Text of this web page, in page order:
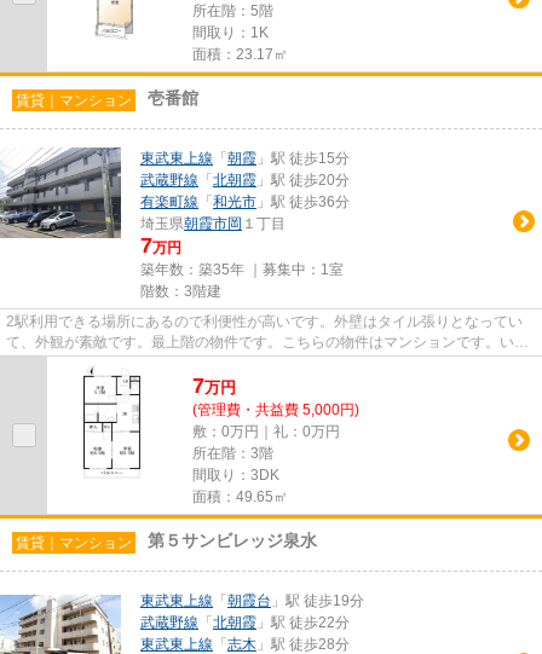
所在階：5階
間取り：1K
面積：23.17㎡
賃貸｜マンション 壱番館
東武東上線 「 朝霞 」駅 徒歩15分
武蔵野線 「 北朝霞 」駅 徒歩20分
有楽町線 「 和光市 」駅 徒歩36分
埼玉県朝霞市岡 １丁目
7万円
築年数：築35年 ｜募集中： 1室
階数：3階建
2駅利用できる場所にあるので利便性が高いです。外壁はタイル張りとなってい
て、外観が素敵です。最上階の物件です。こちらの物件はマンションです。いち
早くご希望の条件から不動産情...
7万円
(管理費・共益費 5,000円)
敷：0万円｜礼：0万円
所在階：3階
間取り：3DK
面積：49.65㎡
賃貸｜マンション 第５サンビレッジ泉水
東武東上線 「 朝霞台 」駅 徒歩19分
武蔵野線 「 北朝霞 」駅 徒歩22分
東武東上線 「 志木 」駅 徒歩28分